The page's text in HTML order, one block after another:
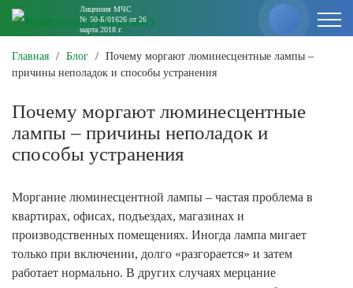
Лицензия МЧС
№ 50-Б/01626 от 26
марта 2018 г.
Главная / Блог / Почему моргают люминесцентные лампы –
причины неполадок и способы устранения
Почему моргают люминесцентные
лампы – причины неполадок и
способы устранения
Моргание люминесцентной лампы – частая проблема в
квартирах, офисах, подъездах, магазинах и
производственных помещениях. Иногда лампа мигает
только при включении, долго «разгорается» и затем
работает нормально. В других случаях мерцание